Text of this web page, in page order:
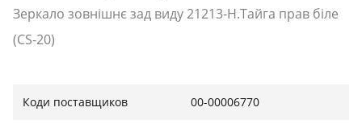
Зеркало зовнішнє зад виду 21213-Н.Тайга прав біле
(CS-20)
Коди поставщиков 00-00006770